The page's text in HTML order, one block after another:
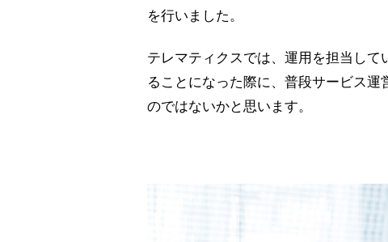
を行いました。
テレマティクスでは、運用を担当し
ることになった際に、普段サービス
のではないかと思います。